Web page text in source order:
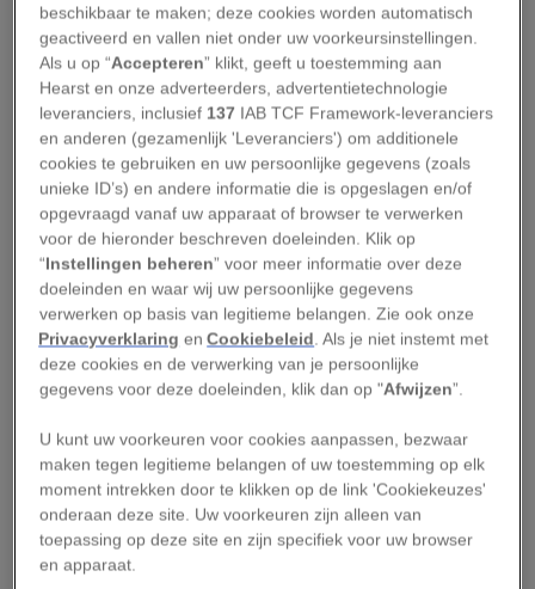
Zelfs een kanaal, waar koning Lodewijk
gondeltochten op maakte, ontbreekt niet.
Koninklijke botanische tuinen in Kew
Kew, Richmond, Surrey, Engeland
www.kew.org
Te midden van 132 hectare aangelegde tuinen
bevinden zich kassen - een van de trekpleisters
in de tuinen. Onder hun koepels komen
botanische wetenschap en natuurbehoud samen
in een elegante omgeving op slechts 16 kilometer
van Londen. Het Temperate House is de grootste
Victoriaanse kas ter wereld, terwijl het Bonsai
House bomen huisvest van meer dan 150 jaar
oud. Onder het hellende glazen dak van het Palm
House bevinden zich tien klimaatzones waar
beschikbaar te maken; deze cookies worden automatisch
geactiveerd en vallen niet onder uw voorkeursinstellingen.
Als u op “Accepteren” klikt, geeft u toestemming aan
Hearst en onze adverteerders, advertentietechnologie
leveranciers, inclusief 137 IAB TCF Framework-leveranciers
en anderen (gezamenlijk 'Leveranciers') om additionele
cookies te gebruiken en uw persoonlijke gegevens (zoals
unieke ID’s) en andere informatie die is opgeslagen en/of
opgevraagd vanaf uw apparaat of browser te verwerken
voor de hieronder beschreven doeleinden. Klik op
“Instellingen beheren” voor meer informatie over deze
doeleinden en waar wij uw persoonlijke gegevens
verwerken op basis van legitieme belangen. Zie ook onze
Privacyverklaring enCookiebeleid. Als je niet instemt met
deze cookies en de verwerking van je persoonlijke
gegevens voor deze doeleinden, klik dan op "Afwijzen”.
U kunt uw voorkeuren voor cookies aanpassen, bezwaar
maken tegen legitieme belangen of uw toestemming op elk
moment intrekken door te klikken op de link 'Cookiekeuzes'
onderaan deze site. Uw voorkeuren zijn alleen van
toepassing op deze site en zijn specifiek voor uw browser
en apparaat.